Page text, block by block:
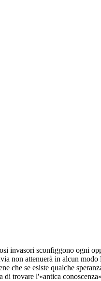
invasori sconfiggono ogni
non attenuerà in alcun
che se esiste qualche
trovare l'«antica